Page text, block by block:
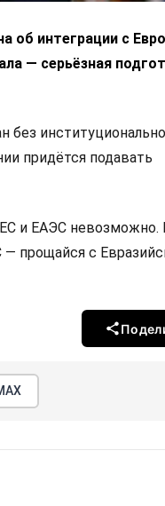
об интеграции с
— серьёзная
без
придётся подавать
и ЕАЭС невозможно.
— прощайся с